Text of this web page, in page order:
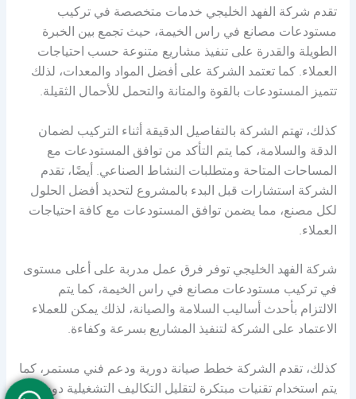
تقدم شركة الفهد الخليجي خدمات متخصصة في تركيب
مستودعات مصانع في راس الخيمة، حيث تجمع بين الخبرة
الطويلة والقدرة على تنفيذ مشاريع متنوعة حسب احتياجات
العملاء. كما تعتمد الشركة على أفضل المواد والمعدات، لذلك
تتميز المستودعات بالقوة والمتانة والتحمل للأحمال الثقيلة.
كذلك، تهتم الشركة بالتفاصيل الدقيقة أثناء التركيب لضمان
الدقة والسلامة، كما يتم التأكد من توافق المستودعات مع
المساحات المتاحة ومتطلبات النشاط الصناعي. أيضًا، تقدم
الشركة استشارات قبل البدء بالمشروع لتحديد أفضل الحلول
لكل مصنع، مما يضمن توافق المستودعات مع كافة احتياجات
العملاء.
شركة الفهد الخليجي توفر فرق عمل مدربة على أعلى مستوى
في تركيب مستودعات مصانع في راس الخيمة، كما يتم
الالتزام بأحدث أساليب السلامة والصيانة، لذلك يمكن للعملاء
الاعتماد على الشركة لتنفيذ المشاريع بسرعة وكفاءة.
كذلك، تقدم الشركة خطط صيانة دورية ودعم فني مستمر، كما
يتم استخدام تقنيات مبتكرة لتقليل التكاليف التشغيلية دون